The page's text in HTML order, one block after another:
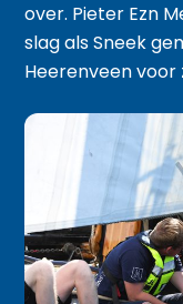
over. Pieter Ezn
slag als Sneek
Heerenveen